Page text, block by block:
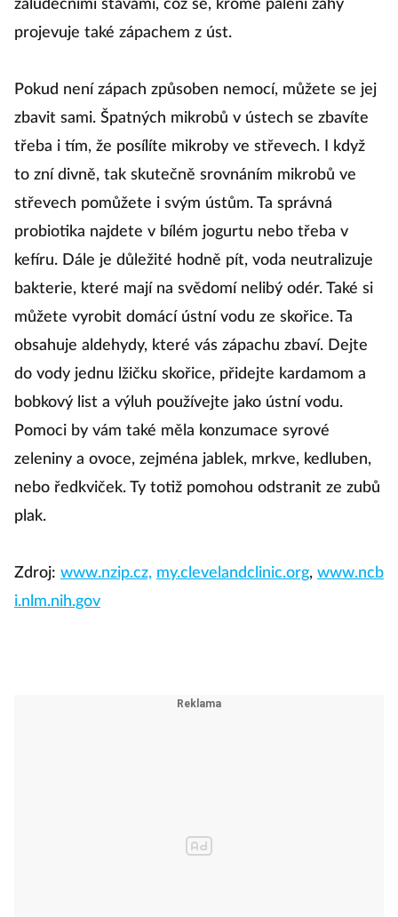
žaludečními šťávami, což se, kromě pálení žáhy
projevuje také zápachem z úst.
Pokud není zápach způsoben nemocí, můžete se jej
zbavit sami. Špatných mikrobů v ústech se zbavíte
třeba i tím, že posílíte mikroby ve střevech. I když
to zní divně, tak skutečně srovnáním mikrobů ve
střevech pomůžete i svým ústům. Ta správná
probiotika najdete v bílém jogurtu nebo třeba v
kefíru. Dále je důležité hodně pít, voda neutralizuje
bakterie, které mají na svědomí nelibý odér. Také si
můžete vyrobit domácí ústní vodu ze skořice. Ta
obsahuje aldehydy, které vás zápachu zbaví. Dejte
do vody jednu lžičku skořice, přidejte kardamom a
bobkový list a výluh používejte jako ústní vodu.
Pomoci by vám také měla konzumace syrové
zeleniny a ovoce, zejména jablek, mrkve, kedluben,
nebo ředkviček. Ty totiž pomohou odstranit ze zubů
plak.
Zdroj: www.nzip.cz, my.clevelandclinic.org, www.ncb
i.nlm.nih.gov